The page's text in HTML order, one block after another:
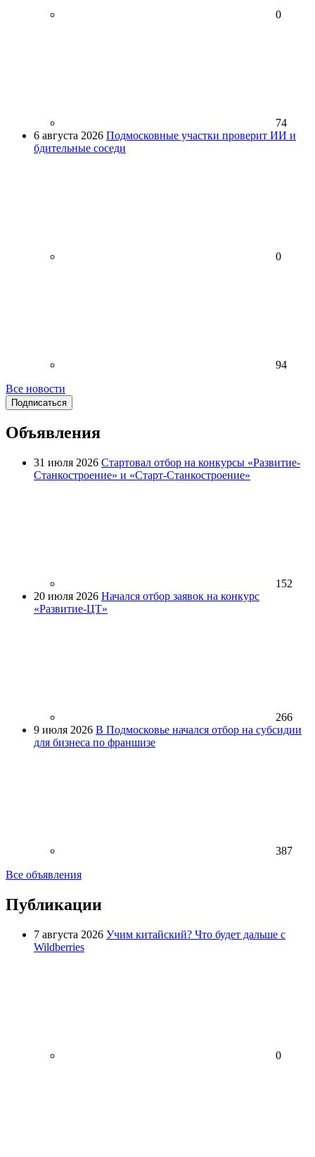
0
74
6 августа 2026 Подмосковные участки проверит ИИ и
бдительные соседи
0
94
Все новости
Подписаться
Объявления
31 июля 2026 Стартовал отбор на конкурсы «Развитие-
Станкостроение» и «Старт-Станкостроение»
152
20 июля 2026 Начался отбор заявок на конкурс
«Развитие-ЦТ»
266
9 июля 2026 В Подмосковье начался отбор на субсидии
для бизнеса по франшизе
387
Все объявления
Публикации
7 августа 2026 Учим китайский? Что будет дальше с
Wildberries
0